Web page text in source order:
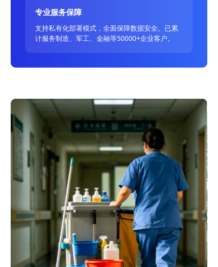
专业服务保障
支持私有化部署模式，全面保障数据安全。已累
计服务制造、军工、金融等50000+企业客户。